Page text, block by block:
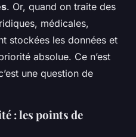
. Or, quand on traite des
médicales,
stockées les données et
absolue. Ce n’est
une question de
: les points de